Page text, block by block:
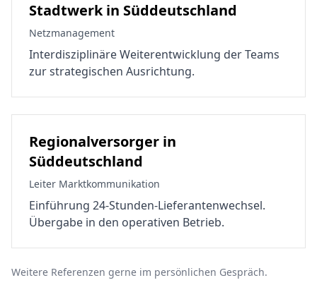
Stadtwerk in Süddeutschland
Netzmanagement
Interdisziplinäre Weiterentwicklung der Teams
zur strategischen Ausrichtung.
Regionalversorger in
Süddeutschland
Leiter Marktkommunikation
Einführung 24-Stunden-Lieferantenwechsel.
Übergabe in den operativen Betrieb.
Weitere Referenzen gerne im persönlichen Gespräch.